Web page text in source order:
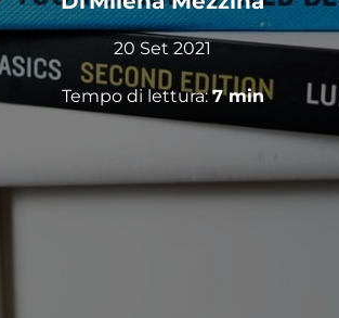
20 Set 2021
Tempo di lettura:7min